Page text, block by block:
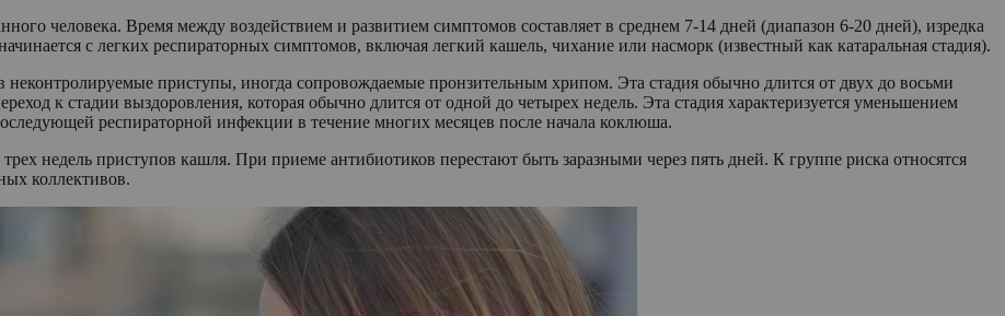
человека. Время между воздействием и развитием симптомов составляет в среднем 7-14 дней (диапазон 6-20 дней), изредка
с легких респираторных симптомов, включая легкий кашель, чихание или насморк (известный как катаральная стадия).
неконтролируемые приступы, иногда сопровождаемые пронзительным хрипом. Эта стадия обычно длится от двух до восьми
к стадии выздоровления, которая обычно длится от одной до четырех недель. Эта стадия характеризуется уменьшением
респираторной инфекции в течение многих месяцев после начала коклюша.
недель приступов кашля. При приеме антибиотиков перестают быть заразными через пять дней. К группе риска относятся
коллективов.